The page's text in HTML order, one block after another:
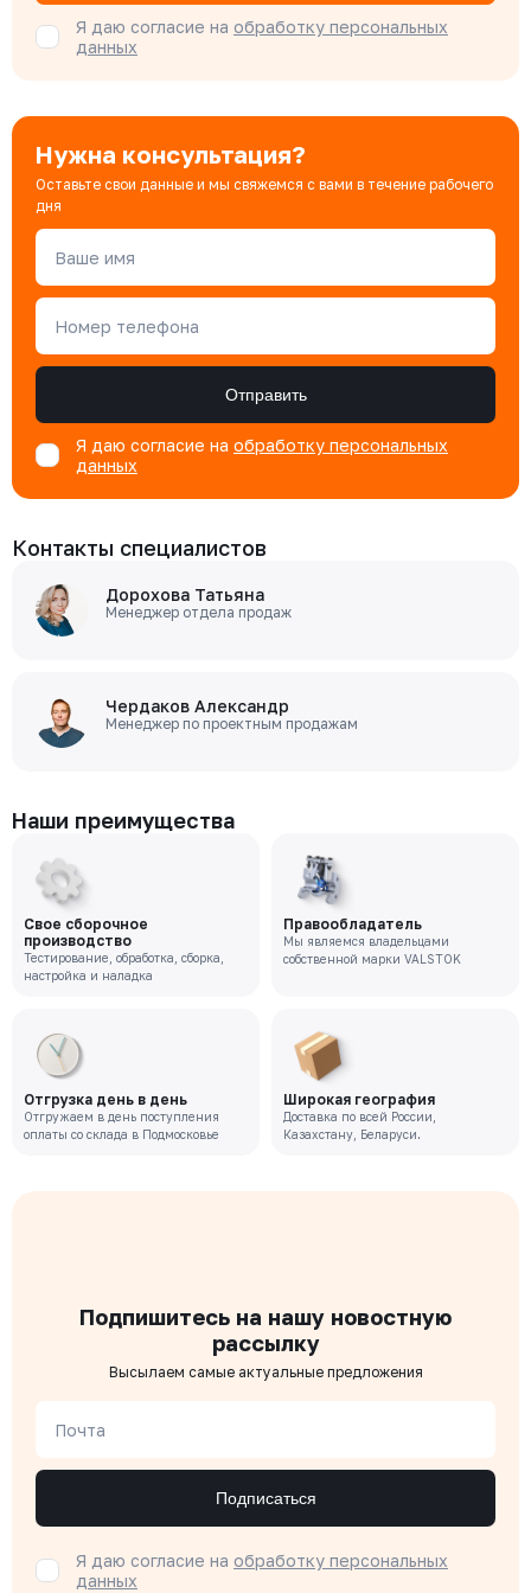
Я даю согласие на обработку персональных
данных
Нужна консультация?
Оставьте свои данные и мы свяжемся с вами в течение рабочего
дня
Ваше имя
Номер телефона
Отправить
Я даю согласие на обработку персональных
данных
Контакты специалистов
Дорохова Татьяна
Менеджер отдела продаж
Чердаков Александр
Менеджер по проектным продажам
Наши преимущества
Свое сборочное
производство
Тестирование, обработка, сборка,
настройка и наладка
Правообладатель
Мы являемся владельцами
собственной марки VALSTOK
Отгрузка день в день
Отгружаем в день поступления
оплаты со склада в Подмосковье
Широкая география
Доставка по всей России,
Казахстану, Беларуси.
Подпишитесь на нашу новостную
рассылку
Высылаем самые актуальные предложения
Почта
Подписаться
Я даю согласие на обработку персональных
данных